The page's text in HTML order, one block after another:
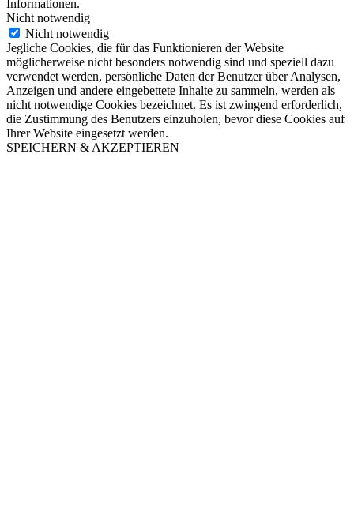
Informationen.
Nicht notwendig
Nicht notwendig
Jegliche Cookies, die für das Funktionieren der Website
möglicherweise nicht besonders notwendig sind und speziell dazu
verwendet werden, persönliche Daten der Benutzer über Analysen,
Anzeigen und andere eingebettete Inhalte zu sammeln, werden als
nicht notwendige Cookies bezeichnet. Es ist zwingend erforderlich,
die Zustimmung des Benutzers einzuholen, bevor diese Cookies auf
Ihrer Website eingesetzt werden.
SPEICHERN & AKZEPTIEREN